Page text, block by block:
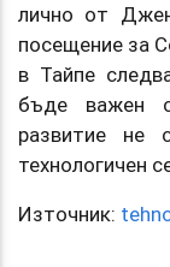
лично от
посещение за
в Тайпе
бъде важен
развитие не
технологичен
Източник: